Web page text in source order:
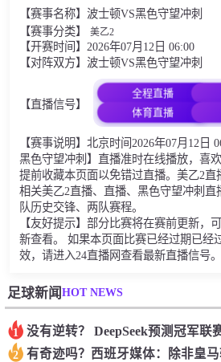
【赛事名称】波士顿VS黑色守望冲刺
【赛事分类】 美乙2
【开赛时间】2026年07月12日 06:00
【对阵双方】波士顿VS黑色守望冲刺
【直播信号】
全程直播
体育直播
【赛事说明】北京时间2026年07月12日
黑色守望冲刺】直播准时在线播放，喜
提前收藏本页面以免错过直播。美乙2直
相关美乙2直播、直播、黑色守望冲刺直
队历史交锋、两队赛程。
【友好提示】部分比赛将在赛前更新，
新查看。 如果本页面比赛已经过期已经
效，请进入24直播网查看最新直播信号。
足球新闻HOT NEWS
1
2